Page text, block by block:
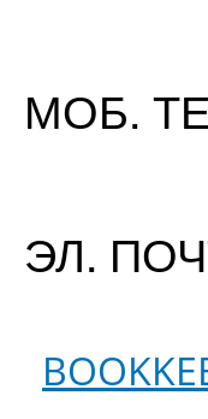
МОБ.
ЭЛ.